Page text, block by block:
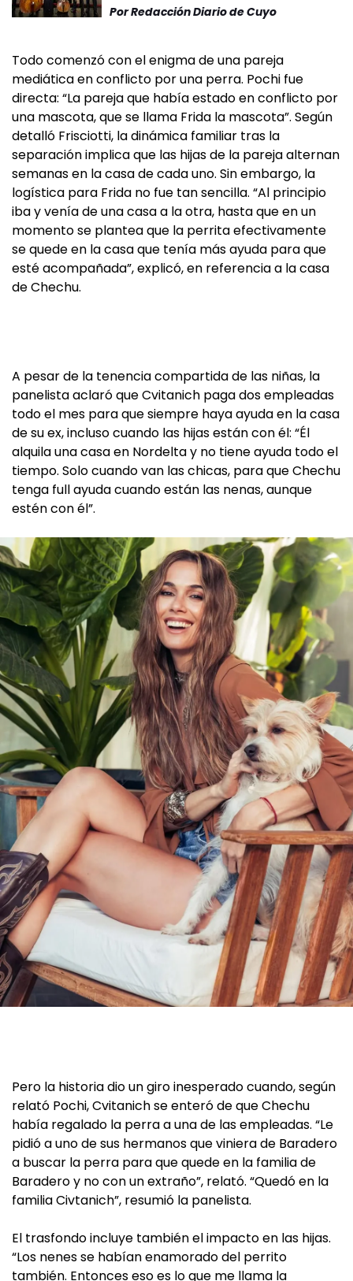
PorRedacción Diario de Cuyo
Todo comenzó con el enigma de una pareja
mediática en conflicto por una perra. Pochi fue
directa: “La pareja que había estado en conflicto por
una mascota, que se llama Frida la mascota”. Según
detalló Frisciotti, la dinámica familiar tras la
separación implica que las hijas de la pareja alternan
semanas en la casa de cada uno. Sin embargo, la
logística para Frida no fue tan sencilla. “Al principio
iba y venía de una casa a la otra, hasta que en un
momento se plantea que la perrita efectivamente
se quede en la casa que tenía más ayuda para que
esté acompañada”, explicó, en referencia a la casa
de Chechu.
A pesar de la tenencia compartida de las niñas, la
panelista aclaró que Cvitanich paga dos empleadas
todo el mes para que siempre haya ayuda en la casa
de su ex, incluso cuando las hijas están con él: “Él
alquila una casa en Nordelta y no tiene ayuda todo el
tiempo. Solo cuando van las chicas, para que Chechu
tenga full ayuda cuando están las nenas, aunque
estén con él”.
Pero la historia dio un giro inesperado cuando, según
relató Pochi, Cvitanich se enteró de que Chechu
había regalado la perra a una de las empleadas. “Le
pidió a uno de sus hermanos que viniera de Baradero
a buscar la perra para que quede en la familia de
Baradero y no con un extraño”, relató. “Quedó en la
familia Civtanich”, resumió la panelista.
El trasfondo incluye también el impacto en las hijas.
“Los nenes se habían enamorado del perrito
también. Entonces eso es lo que me llama la